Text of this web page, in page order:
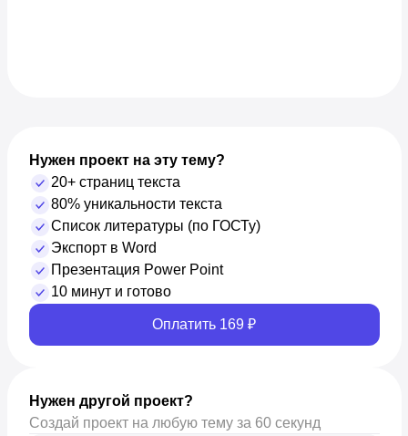
Нужен проект на эту тему?
20+ страниц текста
80% уникальности текста
Список литературы (по ГОСТу)
Экспорт в Word
Презентация Power Point
10 минут и готово
Оплатить 169 ₽
Нужен другой проект?
Создай проект на любую тему за 60 секунд